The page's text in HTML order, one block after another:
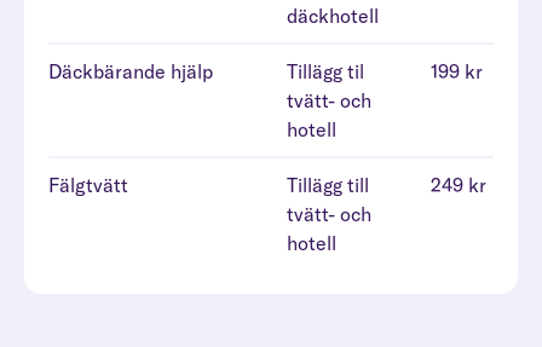
däckhotell
Däckbärande hjälp
Tillägg til
tvätt- och
hotell
199 kr
Fälgtvätt
Tillägg till
tvätt- och
hotell
249 kr